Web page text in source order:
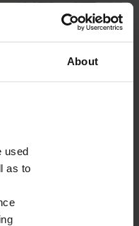
About
used
as to
es